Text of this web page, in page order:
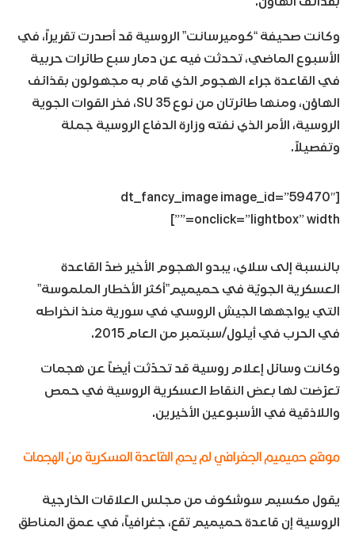
وكانت صحيفة “كوميرسانت” الروسية قد أصدرت تقريراً، في
الأسبوع الماضي، تحدثت فيه عن دمار سبع طائرات حربية
في القاعدة جراء الهجوم الذي قام به مجهولون بقذائف
الهاوْن، ومنها طائرتان من نوع SU 35، فخر القوات الجوية
الروسية، الأمر الذي نفته وزارة الدفاع الروسية جملة
وتفصيلاً.
[dt_fancy_image image_id=”59470″
onclick=”lightbox” width=””]
بالنسبة إلى سلاي، يبدو الهجوم الأخير ضدّ القاعدة
العسكرية الجويّة في حميميم”أكثر الأخطار الملموسة”
التي يواجهها الجيش الروسي في سورية منذ انخراطه
في الحرب في أيلول/سبتمبر من العام 2015.
وكانت وسائل إعلام روسية قد تحدّثت أيضاً عن هجمات
تعرّضت لها بعض النقاط العسكرية الروسية في حمص
واللاذقية في الأسبوعين الأخيرين.
موقع حميميم الجغرافي لم يحمِ القاعدة العسكرية من الهجمات
يقول مكسيم سوشكوف من مجلس العلاقات الخارجية
الروسية إن قاعدة حميميم تقع، جغرافياً، في عمق المناطق